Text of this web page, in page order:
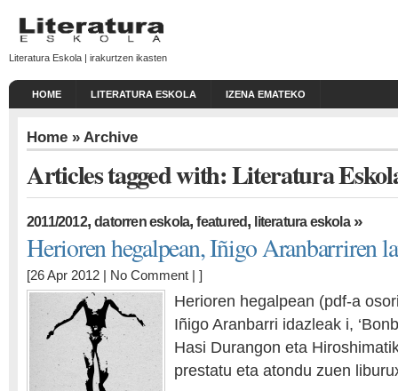
Literatura Eskola | irakurtzen ikasten
HOME LITERATURA ESKOLA IZENA EMATEKO
Home » Archive
Articles tagged with: Literatura
2011/2012,datorren eskola,featured, literatura eskola»
Herioren hegalpean, Iñigo Aranbarriren
[26 Apr 2012 | No Comment | ]
Herioren hegalpean (pdf-a
Iñigo Aranbarri idazleak i,
Hasi Durangon eta
prestatu eta atondu zuen